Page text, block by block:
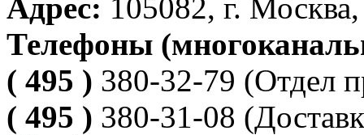
Адрес: 105082, г.
Телефоны
( 495 ) 380-32-79 (Отдел
( 495 ) 380-31-08